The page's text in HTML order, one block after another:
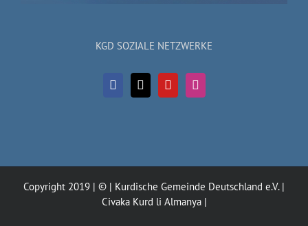
KGD SOZIALE NETZWERKE
Copyright 2019 | © | Kurdische Gemeinde Deutschland e.V. |
Civaka Kurd li Almanya |